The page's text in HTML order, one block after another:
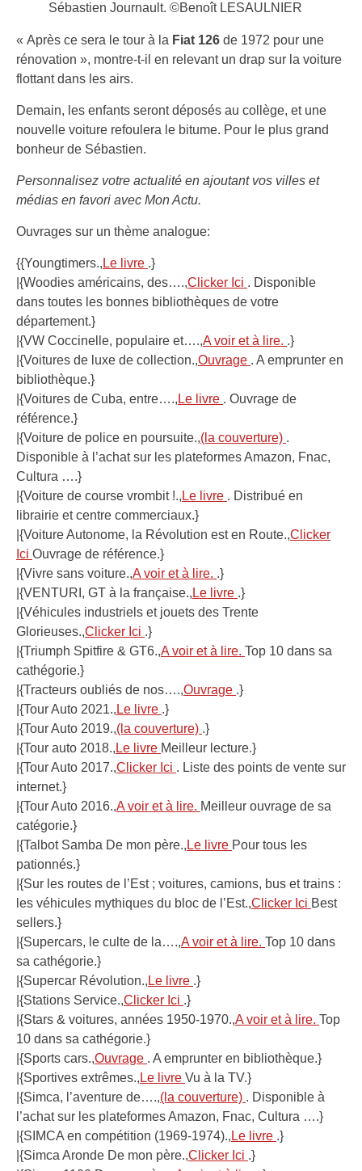
Sébastien Journault. ©Benoît LESAULNIER
« Après ce sera le tour à la Fiat 126 de 1972 pour une
rénovation », montre-t-il en relevant un drap sur la voiture
flottant dans les airs.
Demain, les enfants seront déposés au collège, et une
nouvelle voiture refoulera le bitume. Pour le plus grand
bonheur de Sébastien.
Personnalisez votre actualité en ajoutant vos villes et
médias en favori avec Mon Actu.
Ouvrages sur un thème analogue:
{{Youngtimers., Le livre .}
|{Woodies américains, des….,Clicker Ici . Disponible
dans toutes les bonnes bibliothèques de votre
département.}
|{VW Coccinelle, populaire et….,A voir et à lire. .}
|{Voitures de luxe de collection.,Ouvrage . A emprunter en
bibliothèque.}
|{Voitures de Cuba, entre…., Le livre . Ouvrage de
référence.}
|{Voiture de police en poursuite.,(la couverture) .
Disponible à l’achat sur les plateformes Amazon, Fnac,
Cultura ….}
|{Voiture de course vrombit !., Le livre . Distribué en
librairie et centre commerciaux.}
|{Voiture Autonome, la Révolution est en Route.,Clicker
Ici Ouvrage de référence.}
|{Vivre sans voiture.,A voir et à lire. .}
|{VENTURI, GT à la française., Le livre .}
|{Véhicules industriels et jouets des Trente
Glorieuses.,Clicker Ici .}
|{Triumph Spitfire & GT6.,A voir et à lire. Top 10 dans sa
cathégorie.}
|{Tracteurs oubliés de nos….,Ouvrage .}
|{Tour Auto 2021., Le livre .}
|{Tour Auto 2019.,(la couverture) .}
|{Tour auto 2018., Le livre Meilleur lecture.}
|{Tour Auto 2017.,Clicker Ici . Liste des points de vente sur
internet.}
|{Tour Auto 2016.,A voir et à lire. Meilleur ouvrage de sa
catégorie.}
|{Talbot Samba De mon père., Le livre Pour tous les
pationnés.}
|{Sur les routes de l’Est ; voitures, camions, bus et trains :
les véhicules mythiques du bloc de l’Est.,Clicker Ici Best
sellers.}
|{Supercars, le culte de la….,A voir et à lire. Top 10 dans
sa cathégorie.}
|{Supercar Révolution., Le livre .}
|{Stations Service.,Clicker Ici .}
|{Stars & voitures, années 1950-1970.,A voir et à lire. Top
10 dans sa cathégorie.}
|{Sports cars.,Ouvrage . A emprunter en bibliothèque.}
|{Sportives extrêmes., Le livre Vu à la TV.}
|{Simca, l’aventure de….,(la couverture) . Disponible à
l’achat sur les plateformes Amazon, Fnac, Cultura ….}
|{SIMCA en compétition (1969-1974)., Le livre .}
|{Simca Aronde De mon père.,Clicker Ici .}